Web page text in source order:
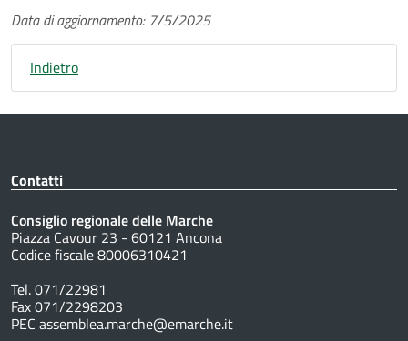
Data di aggiornamento: 7/5/2025
Indietro
Contatti
Consiglio regionale delle Marche
Piazza Cavour 23 - 60121 Ancona
Codice fiscale 80006310421
Tel. 071/22981
Fax 071/2298203
PEC assemblea.marche@emarche.it